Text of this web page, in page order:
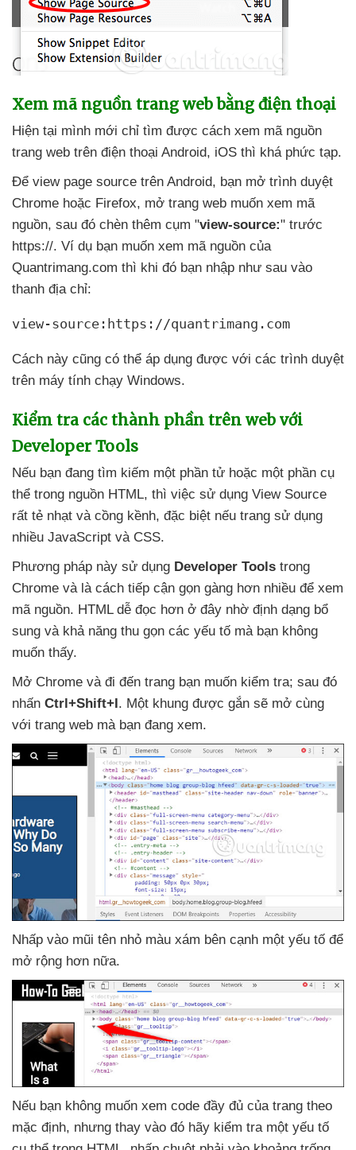
Xem mã nguồn trang web bằng điện thoại
Hiện tại mình mới chỉ tìm được cách xem mã nguồn
trang web trên điện thoại Android, iOS thì khá phức tạp.
Để view page source trên Android, bạn mở trình duyệt
Chrome hoặc Firefox, mở trang web muốn xem mã
nguồn, sau đó chèn thêm cụm "view-source:" trước
https://. Ví dụ bạn muốn xem mã nguồn của
Quantrimang.com thì khi đó bạn nhập như sau vào
thanh địa chỉ:
view-source:https://quantrimang.com
Cách này cũng có thể áp dụng được với các trình duyệt
trên máy tính chạy Windows.
Kiểm tra các thành phần trên web với
Developer Tools
Nếu bạn đang tìm kiếm một phần tử hoặc một phần cụ
thể trong nguồn HTML, thì việc sử dụng View Source
rất tẻ nhạt và cồng kềnh, đặc biệt nếu trang sử dụng
nhiều JavaScript và CSS.
Phương pháp này sử dụng Developer Tools trong
Chrome và là cách tiếp cận gọn gàng hơn nhiều để xem
mã nguồn. HTML dễ đọc hơn ở đây nhờ định dạng bổ
sung và khả năng thu gọn các yếu tố mà bạn không
muốn thấy.
Mở Chrome và đi đến trang bạn muốn kiểm tra; sau đó
nhấn Ctrl+Shift+I. Một khung được gắn sẽ mở cùng
với trang web mà bạn đang xem.
Nhấp vào mũi tên nhỏ màu xám bên cạnh một yếu tố để
mở rộng hơn nữa.
Nếu bạn không muốn xem code đầy đủ của trang theo
mặc định, nhưng thay vào đó hãy kiểm tra một yếu tố